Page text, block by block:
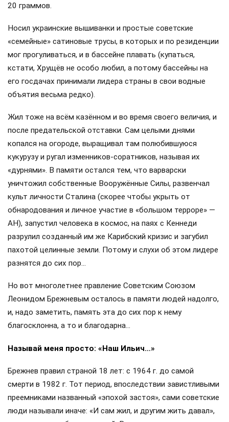
20 граммов.
Носил украинские вышиванки и простые советские
«семейные» сатиновые трусы, в которых и по резиденции
мог прогуливаться, и в бассейне плавать (купаться,
кстати, Хрущёв не особо любил, а потому бассейны на
его госдачах принимали лидера страны в свои водные
объятия весьма редко).
Жил тоже на всём казённом и во время своего величия, и
после предательской отставки. Сам целыми днями
копался на огороде, выращивал там полюбившуюся
кукурузу и ругал изменников-соратников, называя их
«дурнями». В памяти остался тем, что варварски
уничтожил собственные Вооружённые Силы, развенчал
культ личности Сталина (скорее чтобы укрыть от
обнародования и личное участие в «большом терроре» —
АН), запустил человека в космос, на паях с Кеннеди
разрулил созданный им же Карибский кризис и загубил
пахотой целинные земли. Потому и слухи об этом лидере
разнятся до сих пор…
Но вот многолетнее правление Советским Союзом
Леонидом Брежневым осталось в памяти людей надолго,
и, надо заметить, память эта до сих пор к нему
благосклонна, а то и благодарна…
Называй меня просто: «Наш Ильич…»
Брежнев правил страной 18 лет: с 1964 г. до самой
смерти в 1982 г. Тот период, впоследствии завистливыми
преемниками названный «эпохой застоя», сами советские
люди называли иначе: «И сам жил, и другим жить давал»,